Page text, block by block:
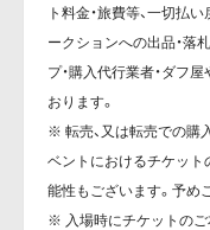
ト料金・旅費等、一切払
ークションへの出品・落
プ・購入代行業者・ダフ
おります。
※ 転売、又は転売での購
ベントにおけるチケット
能性もございます。予め
※ 入場時にチケットの